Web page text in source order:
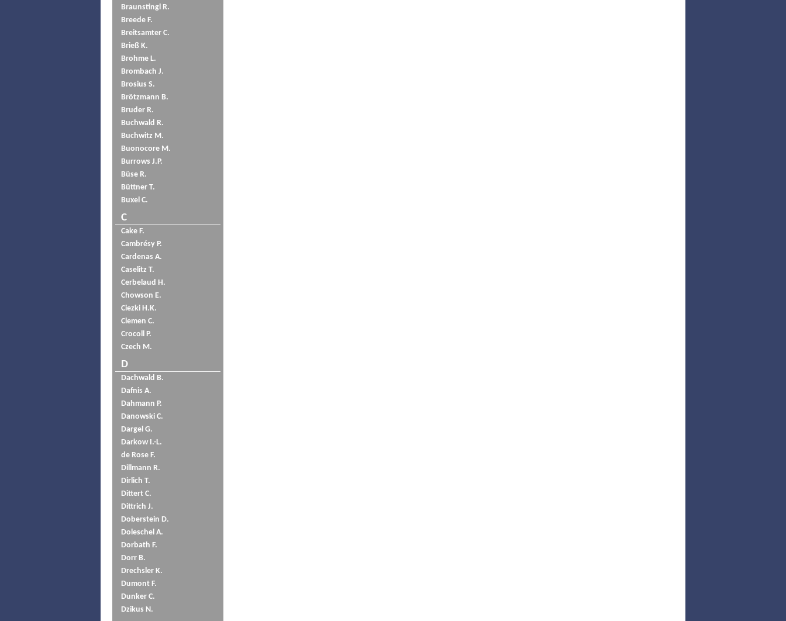
Braunstingl R.
Breede F.
Breitsamter C.
Brieß K.
Brohme L.
Brombach J.
Brosius S.
Brötzmann B.
Bruder R.
Buchwald R.
Buchwitz M.
Buonocore M.
Burrows J.P.
Büse R.
Büttner T.
Buxel C.
C
Cake F.
Cambrésy P.
Cardenas A.
Caselitz T.
Cerbelaud H.
Chowson E.
Ciezki H.K.
Clemen C.
Crocoll P.
Czech M.
D
Dachwald B.
Dafnis A.
Dahmann P.
Danowski C.
Dargel G.
Darkow I.-L.
de Rose F.
Dillmann R.
Dirlich T.
Dittert C.
Dittrich J.
Doberstein D.
Doleschel A.
Dorbath F.
Dorr B.
Drechsler K.
Dumont F.
Dunker C.
Dzikus N.